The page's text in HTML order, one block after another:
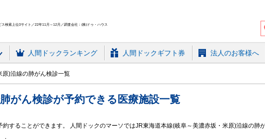
検索上位3サイト／22年11月～12月／調査会社：(株)ドゥ・ハウス
人間ドックランキング 人間ドックギフト券 法人のお客様へ
)沿線の肺がん検診一覧
肺がん検診が予約できる 医療施設一覧
することができます。 人間ドックのマーソではJR東海道本線(岐阜～美濃赤坂・米原)沿線の肺